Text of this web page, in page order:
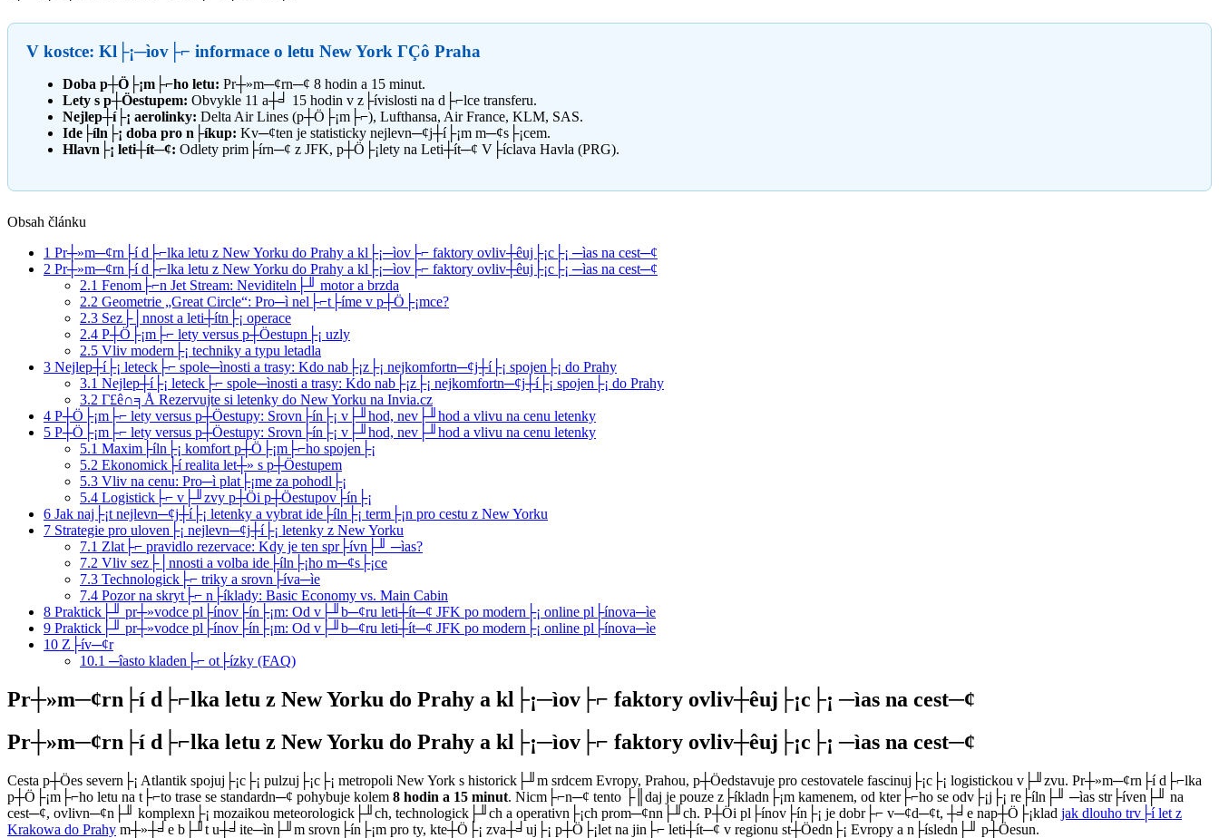
V kostce: Kl├¡─ìov├⌐ informace o letu New York ΓÇô Praha
Doba p┼Ö├¡m├⌐ho letu: Pr┼»m─¢rn─¢ 8 hodin a 15 minut.
Lety s p┼Öestupem: Obvykle 11 a┼╛ 15 hodin v z├ívislosti na d├⌐lce transferu.
Nejlep┼í├¡ aerolinky: Delta Air Lines (p┼Ö├¡m├⌐), Lufthansa, Air France, KLM, SAS.
Ide├íln├¡ doba pro n├íkup: Kv─¢ten je statisticky nejlevn─¢j┼í├¡m m─¢s├¡cem.
Hlavn├¡ leti┼ít─¢: Odlety prim├írn─¢ z JFK, p┼Ö├¡lety na Leti┼ít─¢ V├íclava Havla (PRG).
Obsah článku
1 Pr┼»m─¢rn├í d├⌐lka letu z New Yorku do Prahy a kl├¡─ìov├⌐ faktory ovliv┼êuj├¡c├¡ ─ìas na cest─¢
2 Pr┼»m─¢rn├í d├⌐lka letu z New Yorku do Prahy a kl├¡─ìov├⌐ faktory ovliv┼êuj├¡c├¡ ─ìas na cest─¢
2.1 Fenom├⌐n Jet Stream: Neviditeln├╜ motor a brzda
2.2 Geometrie „Great Circle“: Pro─ì nel├⌐t├íme v p┼Ö├¡mce?
2.3 Sez├│nnost a leti┼ítn├¡ operace
2.4 P┼Ö├¡m├⌐ lety versus p┼Öestupn├¡ uzly
2.5 Vliv modern├¡ techniky a typu letadla
3 Nejlep┼í├¡ leteck├⌐ spole─ìnosti a trasy: Kdo nab├¡z├¡ nejkomfortn─¢j┼í├¡ spojen├¡ do Prahy
3.1 Nejlep┼í├¡ leteck├⌐ spole─ìnosti a trasy: Kdo nab├¡z├¡ nejkomfortn─¢j┼í├¡ spojen├¡ do Prahy
3.2 Γ£ê∩╕Å Rezervujte si letenky do New Yorku na Invia.cz
4 P┼Ö├¡m├⌐ lety versus p┼Öestupy: Srovn├ín├¡ v├╜hod, nev├╜hod a vlivu na cenu letenky
5 P┼Ö├¡m├⌐ lety versus p┼Öestupy: Srovn├ín├¡ v├╜hod, nev├╜hod a vlivu na cenu letenky
5.1 Maxim├íln├¡ komfort p┼Ö├¡m├⌐ho spojen├¡
5.2 Ekonomick├í realita let┼» s p┼Öestupem
5.3 Vliv na cenu: Pro─ì plat├¡me za pohodl├¡
5.4 Logistick├⌐ v├╜zvy p┼Öi p┼Öestupov├ín├¡
6 Jak naj├¡t nejlevn─¢j┼í├¡ letenky a vybrat ide├íln├¡ term├¡n pro cestu z New Yorku
7 Strategie pro uloven├¡ nejlevn─¢j┼í├¡ letenky z New Yorku
7.1 Zlat├⌐ pravidlo rezervace: Kdy je ten spr├ívn├╜ ─ìas?
7.2 Vliv sez├│nnosti a volba ide├íln├¡ho m─¢s├¡ce
7.3 Technologick├⌐ triky a srovn├íva─ìe
7.4 Pozor na skryt├⌐ n├íklady: Basic Economy vs. Main Cabin
8 Praktick├╜ pr┼»vodce pl├ínov├ín├¡m: Od v├╜b─¢ru leti┼ít─¢ JFK po modern├¡ online pl├ínova─ìe
9 Praktick├╜ pr┼»vodce pl├ínov├ín├¡m: Od v├╜b─¢ru leti┼ít─¢ JFK po modern├¡ online pl├ínova─ìe
10 Z├ív─¢r
10.1 ─îasto kladen├⌐ ot├ízky (FAQ)
Pr┼»m─¢rn├í d├⌐lka letu z New Yorku do Prahy a kl├¡─ìov├⌐ faktory ovliv┼êuj├¡c├¡ ─ìas na cest─¢
Pr┼»m─¢rn├í d├⌐lka letu z New Yorku do Prahy a kl├¡─ìov├⌐ faktory ovliv┼êuj├¡c├¡ ─ìas na cest─¢
Cesta p┼Öes severn├¡ Atlantik spojuj├¡c├¡ pulzuj├¡c├¡ metropoli New York s historick├╜m srdcem Evropy, Prahou, p┼Öedstavuje pro cestovatele fascinuj├¡c├¡ logistickou v├╜zvu. Pr┼»m─¢rn├í d├⌐lka
p┼Ö├¡m├⌐ho letu na t├⌐to trase se standardn─¢ pohybuje kolem 8 hodin a 15 minut. Nicm├⌐n─¢ tento ├║daj je pouze z├íkladn├¡m kamenem, od kter├⌐ho se odv├¡j├¡ re├íln├╜ ─ìas str├íven├╜ na
cest─¢, ovlivn─¢n├╜ komplexn├¡ mozaikou meteorologick├╜ch, technologick├╜ch a operativn├¡ch prom─¢nn├╜ch. P┼Öi pl├ínov├ín├¡ je dobr├⌐ v─¢d─¢t, ┼╛e nap┼Ö├¡klad jak dlouho trv├í let z
Krakowa do Prahy m┼»┼╛e b├╜t u┼╛ite─ìn├╜m srovn├ín├¡m pro ty, kte┼Ö├¡ zva┼╛uj├¡ p┼Ö├¡let na jin├⌐ leti┼ít─¢ v regionu st┼Öedn├¡ Evropy a n├ísledn├╜ p┼Öesun.